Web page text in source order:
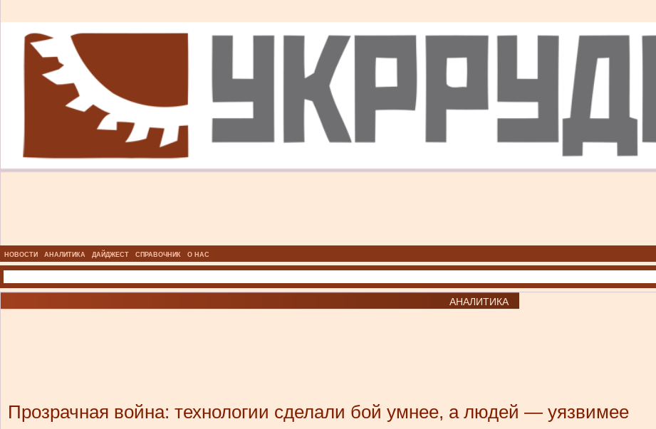
НОВОСТИ АНАЛИТИКА ДАЙДЖЕСТ СПРАВОЧНИК О НАС
АНАЛИТИКА
Прозрачная война: технологии сделали бой умнее, а людей — уязвимее